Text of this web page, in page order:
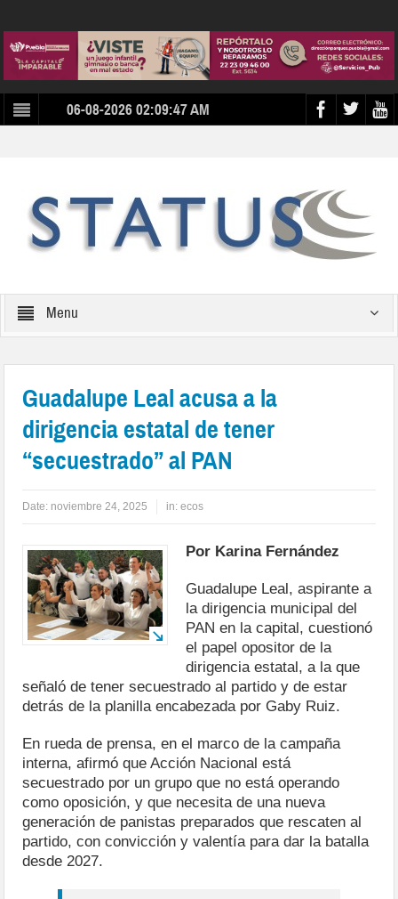
06-08-2026 02:09:47 AM
Menu
Guadalupe Leal acusa a la
dirigencia estatal de tener
“secuestrado” al PAN
Date: noviembre 24, 2025 in:ecos
Por Karina Fernández
Guadalupe Leal, aspirante a
la dirigencia municipal del
PAN en la capital, cuestionó
el papel opositor de la
dirigencia estatal, a la que
señaló de tener secuestrado al partido y de estar
detrás de la planilla encabezada por Gaby Ruiz.
En rueda de prensa, en el marco de la campaña
interna, afirmó que Acción Nacional está
secuestrado por un grupo que no está operando
como oposición, y que necesita de una nueva
generación de panistas preparados que rescaten al
partido, con convicción y valentía para dar la batalla
desde 2027.